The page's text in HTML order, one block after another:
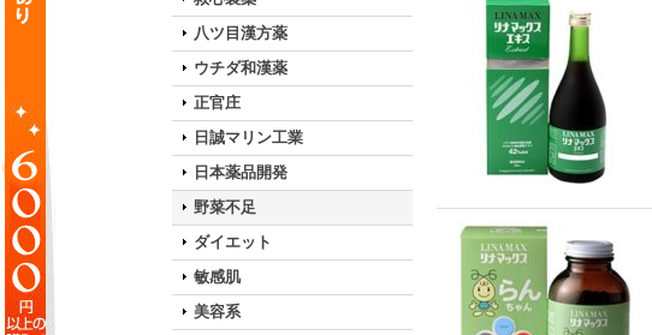
八ツ目漢方薬
ウチダ和漢薬
正官庄
日誠マリン工業
日本薬品開発
野菜不足
ダイエット
敏感肌
美容系